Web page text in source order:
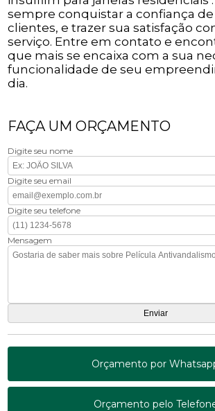
sempre conquistar a confiança de
clientes, e trazer sua satisfação
serviço. Entre em contato e
que mais se encaixa com a sua
funcionalidade de seu
dia.
FAÇA UM ORÇAMENTO
Digite seu nome
Digite seu email
Digite seu telefone
Mensagem
Orçamento por
Orçamento pelo